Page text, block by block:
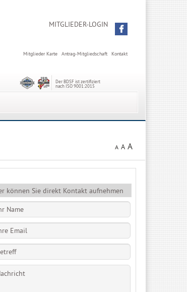
MITGLIEDER-LOGIN
Kontakt
Antrag-Mitgliedschaft
Mitglieder Karte
Der BDSF ist zertifiziert
nach ISO 9001:2015
A A A
können Sie direkt Kontakt aufnehmen